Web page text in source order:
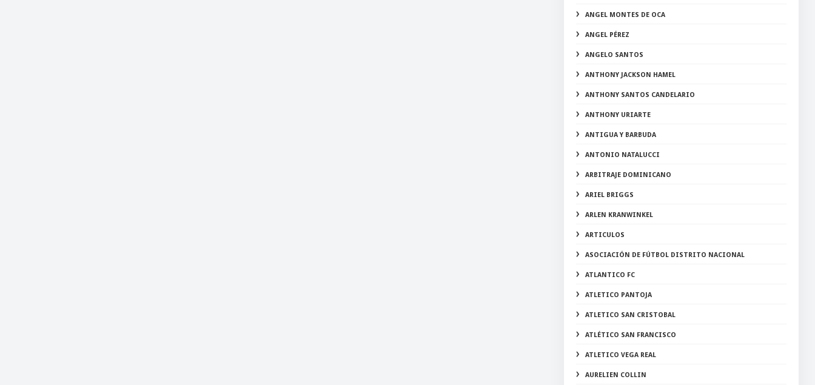
ANGEL MONTES DE OCA
ANGEL PÉREZ
ANGELO SANTOS
ANTHONY JACKSON HAMEL
ANTHONY SANTOS CANDELARIO
ANTHONY URIARTE
ANTIGUA Y BARBUDA
ANTONIO NATALUCCI
ARBITRAJE DOMINICANO
ARIEL BRIGGS
ARLEN KRANWINKEL
ARTICULOS
ASOCIACIÓN DE FÚTBOL DISTRITO NACIONAL
ATLANTICO FC
ATLETICO PANTOJA
ATLETICO SAN CRISTOBAL
ATLÉTICO SAN FRANCISCO
ATLETICO VEGA REAL
AURELIEN COLLIN